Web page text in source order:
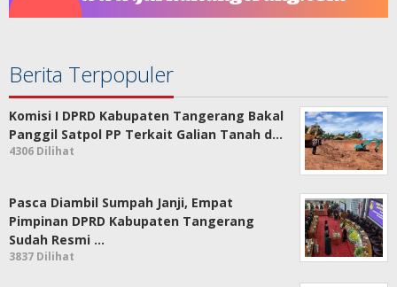
Berita Terpopuler
Komisi I DPRD Kabupaten Tangerang Bakal
Panggil Satpol PP Terkait Galian Tanah d…
4306 Dilihat
Pasca Diambil Sumpah Janji, Empat
Pimpinan DPRD Kabupaten Tangerang
Sudah Resmi …
3837 Dilihat